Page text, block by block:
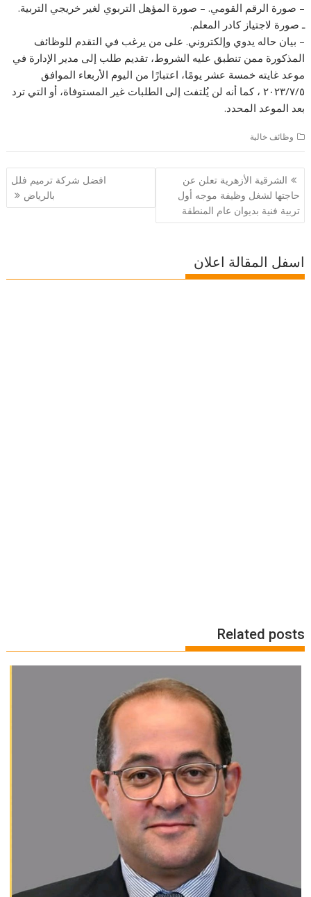
– صورة الرقم القومي. – صورة المؤهل التربوي لغير خريجي التربية.
ـ صورة لاجتياز كادر المعلم.
– بيان حاله يدوي وإلكتروني. على من يرغب في التقدم للوظائف
المذكورة ممن تنطبق عليه الشروط، تقديم طلب إلى مدير الإدارة في
موعد غايته خمسة عشر يومًا، اعتبارًا من اليوم الأربعاء الموافق
٢٠٢٣/٧/٥ ، كما أنه لن يُلتفت إلى الطلبات غير المستوفاة، أو التي ترد
بعد الموعد المحدد.
وظائف خالية
تصفّح
المقالات
الشرقية الأزهرية تعلن عن
حاجتها لشغل وظيفة موجه أول
تربية فنية بديوان عام المنطقة
افضل شركة ترميم فلل
بالرياض
اسفل المقالة اعلان
Related posts